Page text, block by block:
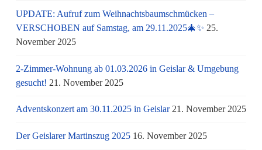
UPDATE: Aufruf zum Weihnachtsbaumschmücken –
VERSCHOBEN auf Samstag, am 29.11.2025🎄✨ 25.
November 2025
2-Zimmer-Wohnung ab 01.03.2026 in Geislar & Umgebung
gesucht! 21. November 2025
Adventskonzert am 30.11.2025 in Geislar 21. November 2025
Der Geislarer Martinszug 2025 16. November 2025